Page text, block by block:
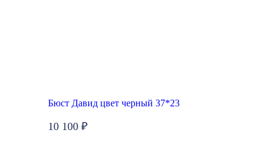
Бюст Давид цвет черный 37*23
10 100 ₽